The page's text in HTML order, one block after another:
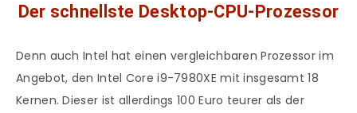
Der schnellste Desktop-CPU-Prozessor
Denn auch Intel hat einen vergleichbaren Prozessor im
Angebot, den Intel Core i9-7980XE mit insgesamt 18
Kernen. Dieser ist allerdings 100 Euro teurer als der